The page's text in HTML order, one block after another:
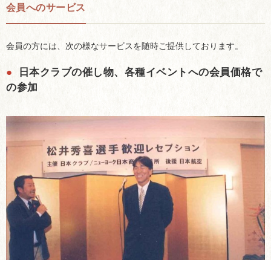
会員へのサービス
会員の方には、次の様なサービスを随時ご提供しております。
●
日本クラブの催し物、各種イベントへの会員価格で
の参加